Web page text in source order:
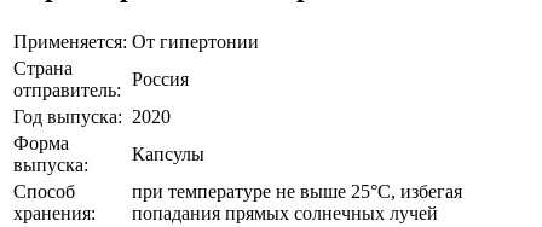
Применяется: От гипертонии
Страна
отправитель:
Россия
Год выпуска: 2020
Форма
выпуска:
Капсулы
Способ
хранения:
при температуре не выше 25°C, избегая
попадания прямых солнечных лучей